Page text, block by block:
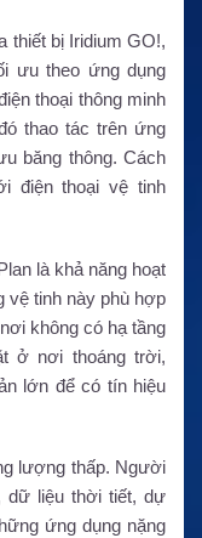
thiết bị Iridium GO!,
ưu theo ứng dụng
thoại thông minh
thao tác trên ứng
băng thông. Cách
điện thoại vệ tinh
là khả năng hoạt
vệ tinh này phù hợp
không có hạ tầng
ở nơi thoáng trời,
lớn để có tín hiệu
lượng thấp. Người
dữ liệu thời tiết, dự
ứng dụng nặng